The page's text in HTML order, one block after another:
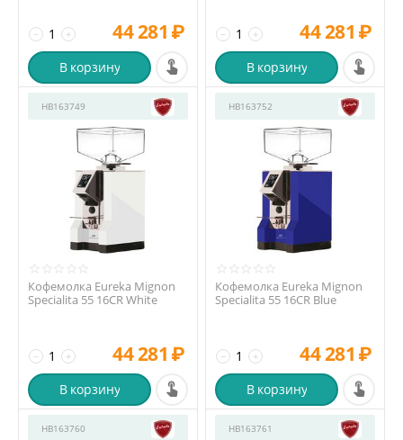
+
− 44 281 ₽
В корзину
+
− 44 281 ₽
В корзину
HB163749
Кофемолка Eureka Mignon
Specialita 55 16CR White
+
− 44 281 ₽
В корзину
HB163752
Кофемолка Eureka Mignon
Specialita 55 16CR Blue
+
− 44 281 ₽
В корзину
HB163760 HB163761